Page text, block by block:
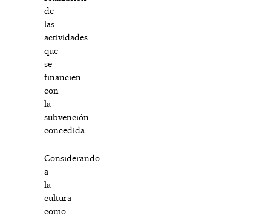
de
las
actividades
que
se
financien
con
la
subvención
concedida.
Considerando
a
la
cultura
como